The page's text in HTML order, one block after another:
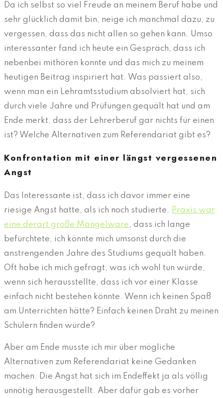
Da ich selbst so viel Freude an meinem Beruf habe und
sehr glücklich damit bin, neige ich manchmal dazu, zu
vergessen, dass das nicht allen so gehen kann. Umso
interessanter fand ich heute ein Gespräch, dass ich
nebenbei mithören konnte und das mich zu meinem
heutigen Beitrag inspiriert hat. Was passiert also,
wenn man ein Lehramtsstudium absolviert hat, sich
durch viele Jahre und Prüfungen gequält hat und am
Ende merkt, dass der Lehrerberuf gar nichts für einen
ist? Welche Alternativen zum Referendariat gibt es?
Konfrontation mit einer längst vergessenen
Angst
Das Interessante ist, dass ich davor immer eine
riesige Angst hatte, als ich noch studierte. Praxis war
eine derart große Mangelware, dass ich lange
befürchtete, ich könnte mich umsonst durch die
anstrengenden Jahre des Studiums gequält haben.
Oft habe ich mich gefragt, was ich wohl tun würde,
wenn sich herausstellte, dass ich vor einer Klasse
einfach nicht bestehen könnte. Wenn ich keinen Spaß
am Unterrichten hätte? Einfach keinen Draht zu meinen
Schülern finden würde?
Aber am Ende musste ich mir über mögliche
Alternativen zum Referendariat keine Gedanken
machen. Die Angst hat sich im Endeffekt ja als völlig
unnötig herausgestellt. Aber dafür gab es vorher